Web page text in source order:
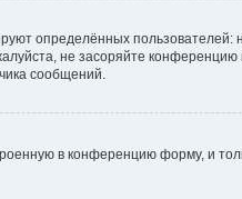
определённых
не засоряйте
сообщений.
в конференцию форму, и